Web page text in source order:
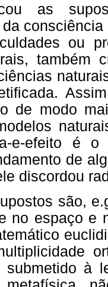
as
ou
também
de modo
e-efeito é
de
discordou
são,
no espaço e
submetido à